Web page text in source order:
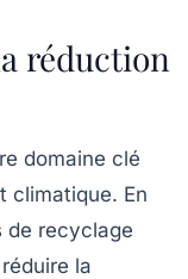
réduction
domaine clé
climatique. En
de recyclage
la